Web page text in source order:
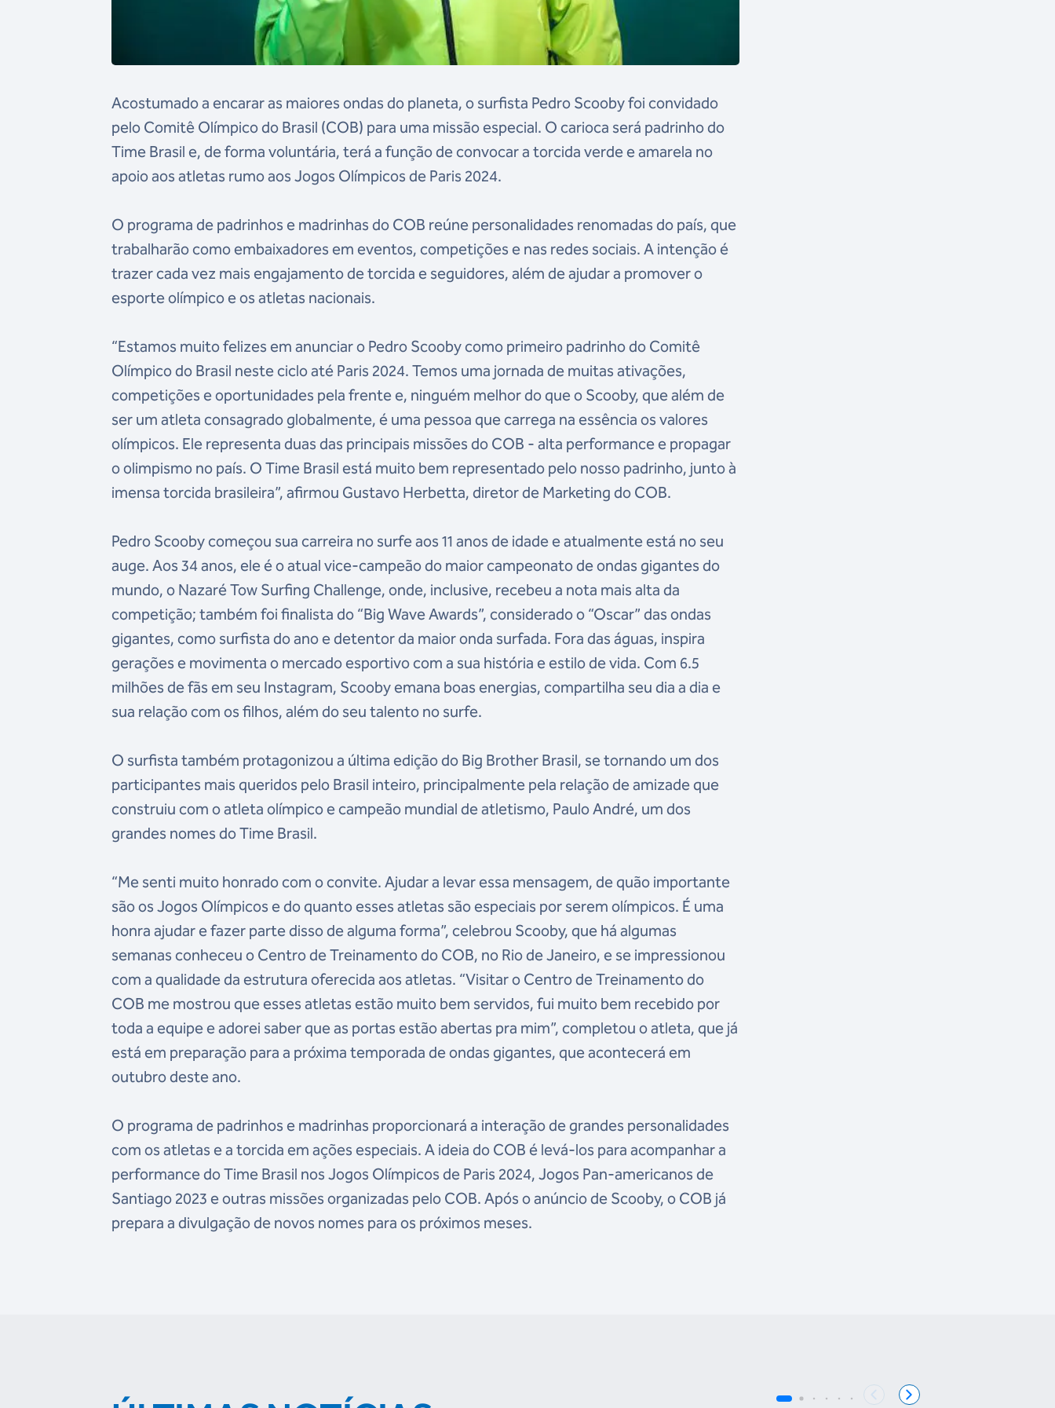
Acostumado a encarar as maiores ondas do planeta, o surfista Pedro Scooby foi convidado
pelo Comitê Olímpico do Brasil (COB) para uma missão especial. O carioca será padrinho do
Time Brasil e, de forma voluntária, terá a função de convocar a torcida verde e amarela no
apoio aos atletas rumo aos Jogos Olímpicos de Paris 2024.
O programa de padrinhos e madrinhas do COB reúne personalidades renomadas do país, que
trabalharão como embaixadores em eventos, competições e nas redes sociais. A intenção é
trazer cada vez mais engajamento de torcida e seguidores, além de ajudar a promover o
esporte olímpico e os atletas nacionais.
“Estamos muito felizes em anunciar o Pedro Scooby como primeiro padrinho do Comitê
Olímpico do Brasil neste ciclo até Paris 2024. Temos uma jornada de muitas ativações,
competições e oportunidades pela frente e, ninguém melhor do que o Scooby, que além de
ser um atleta consagrado globalmente, é uma pessoa que carrega na essência os valores
olímpicos. Ele representa duas das principais missões do COB - alta performance e propagar
o olimpismo no país. O Time Brasil está muito bem representado pelo nosso padrinho, junto à
imensa torcida brasileira”, afirmou Gustavo Herbetta, diretor de Marketing do COB.
Pedro Scooby começou sua carreira no surfe aos 11 anos de idade e atualmente está no seu
auge. Aos 34 anos, ele é o atual vice-campeão do maior campeonato de ondas gigantes do
mundo, o Nazaré Tow Surfing Challenge, onde, inclusive, recebeu a nota mais alta da
competição; também foi finalista do “Big Wave Awards”, considerado o “Oscar” das ondas
gigantes, como surfista do ano e detentor da maior onda surfada. Fora das águas, inspira
gerações e movimenta o mercado esportivo com a sua história e estilo de vida. Com 6.5
milhões de fãs em seu Instagram, Scooby emana boas energias, compartilha seu dia a dia e
sua relação com os filhos, além do seu talento no surfe.
O surfista também protagonizou a última edição do Big Brother Brasil, se tornando um dos
participantes mais queridos pelo Brasil inteiro, principalmente pela relação de amizade que
construiu com o atleta olímpico e campeão mundial de atletismo, Paulo André, um dos
grandes nomes do Time Brasil.
“Me senti muito honrado com o convite. Ajudar a levar essa mensagem, de quão importante
são os Jogos Olímpicos e do quanto esses atletas são especiais por serem olímpicos. É uma
honra ajudar e fazer parte disso de alguma forma”, celebrou Scooby, que há algumas
semanas conheceu o Centro de Treinamento do COB, no Rio de Janeiro, e se impressionou
com a qualidade da estrutura oferecida aos atletas. “Visitar o Centro de Treinamento do
COB me mostrou que esses atletas estão muito bem servidos, fui muito bem recebido por
toda a equipe e adorei saber que as portas estão abertas pra mim”, completou o atleta, que já
está em preparação para a próxima temporada de ondas gigantes, que acontecerá em
outubro deste ano.
O programa de padrinhos e madrinhas proporcionará a interação de grandes personalidades
com os atletas e a torcida em ações especiais. A ideia do COB é levá-los para acompanhar a
performance do Time Brasil nos Jogos Olímpicos de Paris 2024, Jogos Pan-americanos de
Santiago 2023 e outras missões organizadas pelo COB. Após o anúncio de Scooby, o COB já
prepara a divulgação de novos nomes para os próximos meses.